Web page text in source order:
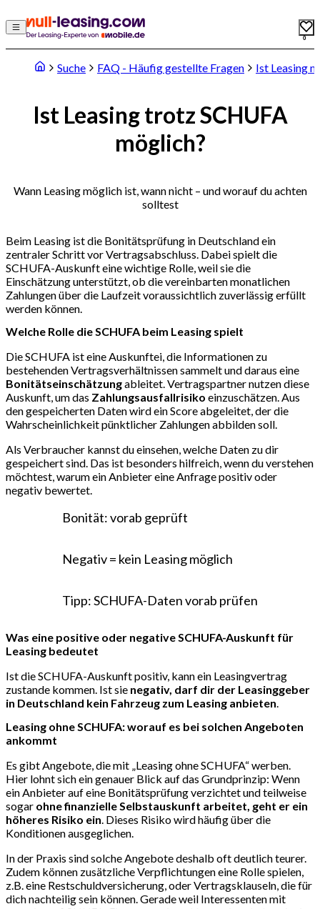
0
Suche FAQ - Häufig gestellte Fragen Ist Leasing
Ist Leasing trotz SCHUFA
möglich?
Wann Leasing möglich ist, wann nicht – und worauf du achten
solltest
Beim Leasing ist die Bonitätsprüfung in Deutschland ein
zentraler Schritt vor Vertragsabschluss. Dabei spielt die
SCHUFA-Auskunft eine wichtige Rolle, weil sie die
Einschätzung unterstützt, ob die vereinbarten monatlichen
Zahlungen über die Laufzeit voraussichtlich zuverlässig erfüllt
werden können.
Welche Rolle die SCHUFA beim Leasing spielt
Die SCHUFA ist eine Auskunftei, die Informationen zu
bestehenden Vertragsverhältnissen sammelt und daraus eine
Bonitätseinschätzungableitet. Vertragspartner nutzen diese
Auskunft, um das Zahlungsausfallrisiko einzuschätzen. Aus
den gespeicherten Daten wird ein Score abgeleitet, der die
Wahrscheinlichkeit pünktlicher Zahlungen abbilden soll.
Als Verbraucher kannst du einsehen, welche Daten zu dir
gespeichert sind. Das ist besonders hilfreich, wenn du verstehen
möchtest, warum ein Anbieter eine Anfrage positiv oder
negativ bewertet.
Bonität: vorab geprüft
Negativ= kein Leasing möglich
Tipp: SCHUFA-Daten vorab prüfen
Was eine positive oder negative SCHUFA-Auskunft für
Leasing bedeutet
Ist die SCHUFA-Auskunft positiv, kann ein Leasingvertrag
zustande kommen. Ist sie negativ, darf dir der Leasinggeber
in Deutschland kein Fahrzeug zum Leasing anbieten.
Leasing ohne SCHUFA: worauf es bei solchen Angeboten
ankommt
Es gibt Angebote, die mit „Leasing ohne SCHUFA“ werben.
Hier lohnt sich ein genauer Blick auf das Grundprinzip: Wenn
ein Anbieter auf eine Bonitätsprüfung verzichtet und teilweise
sogar ohne finanzielle Selbstauskunft arbeitet, geht er ein
höheres Risiko ein . Dieses Risiko wird häufig über die
Konditionen ausgeglichen.
In der Praxis sind solche Angebote deshalb oft deutlich teurer.
Zudem können zusätzliche Verpflichtungen eine Rolle spielen,
z.B. eine Restschuldversicherung, oder Vertragsklauseln, die für
dich nachteilig sein können. Gerade weil Interessenten mit